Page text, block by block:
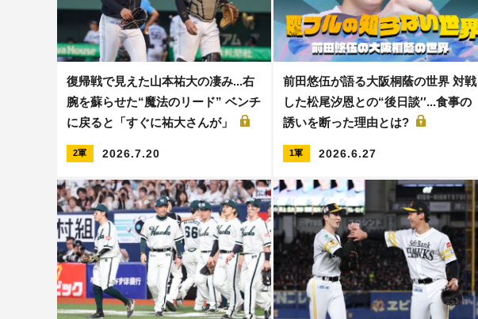
復帰戦で見えた山本祐大の凄み...右
腕を蘇らせた“魔法のリード” ベンチ
に戻ると「すぐに祐大さんが」
2軍 2026.7.20
前田悠伍が語る大阪桐蔭の世界 対戦
した松尾汐恩との“後日談′′...食事の
誘いを断った理由とは?
1軍 2026.6.27